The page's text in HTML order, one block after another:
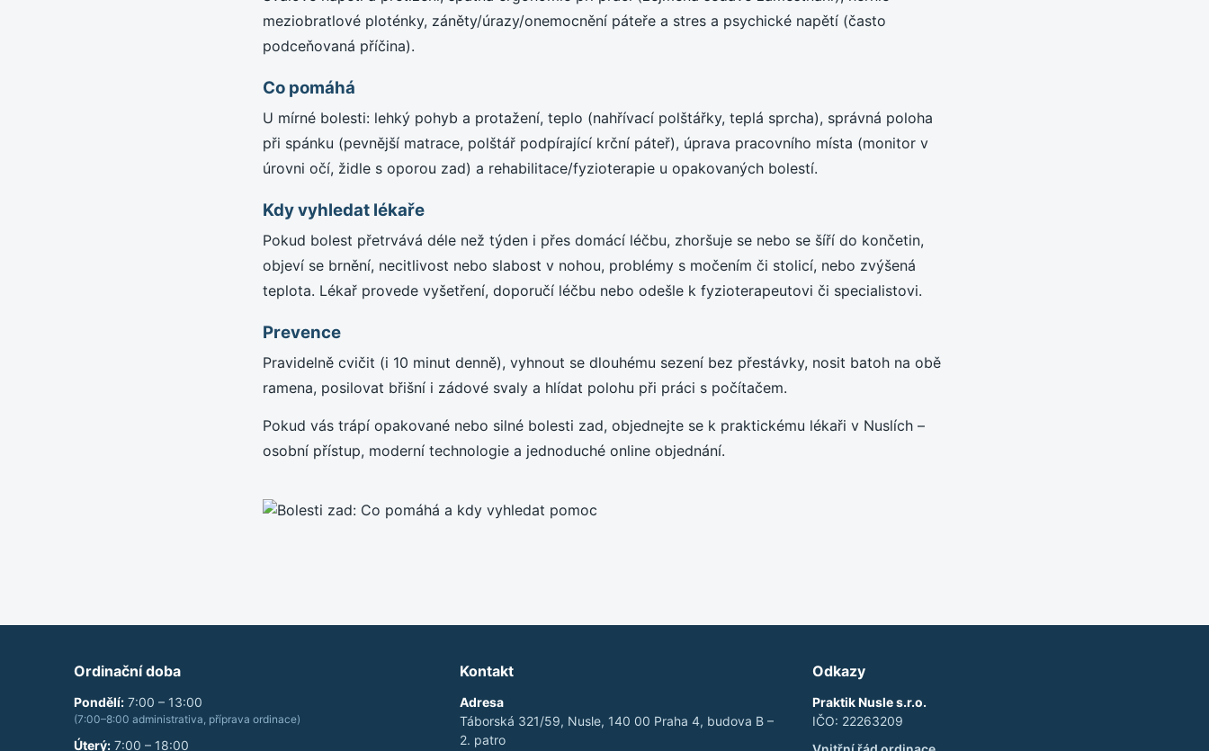
meziobratlové ploténky, záněty/úrazy/onemocnění páteře a stres a psychické napětí (často
podceňovaná příčina).
Co pomáhá
U mírné bolesti: lehký pohyb a protažení, teplo (nahřívací polštářky, teplá sprcha), správná poloha
při spánku (pevnější matrace, polštář podpírající krční páteř), úprava pracovního místa (monitor v
úrovni očí, židle s oporou zad) a rehabilitace/fyzioterapie u opakovaných bolestí.
Kdy vyhledat lékaře
Pokud bolest přetrvává déle než týden i přes domácí léčbu, zhoršuje se nebo se šíří do končetin,
objeví se brnění, necitlivost nebo slabost v nohou, problémy s močením či stolicí, nebo zvýšená
teplota. Lékař provede vyšetření, doporučí léčbu nebo odešle k fyzioterapeutovi či specialistovi.
Prevence
Pravidelně cvičit (i 10 minut denně), vyhnout se dlouhému sezení bez přestávky, nosit batoh na obě
ramena, posilovat břišní i zádové svaly a hlídat polohu při práci s počítačem.
Pokud vás trápí opakované nebo silné bolesti zad, objednejte se k praktickému lékaři v Nuslích –
osobní přístup, moderní technologie a jednoduché online objednání.
Ordinační doba
Pondělí: 7:00 – 13:00
(7:00–8:00 administrativa, příprava ordinace)
Úterý: 7:00 – 18:00
Kontakt
Adresa
Táborská 321/59, Nusle, 140 00 Praha 4, budova B –
2. patro
Odkazy
Praktik Nusle s.r.o.
IČO: 22263209